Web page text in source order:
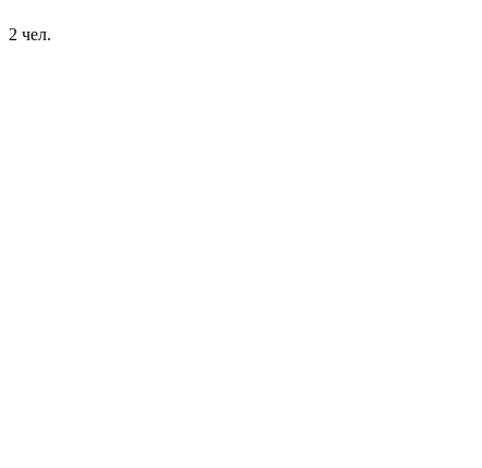
2 чел.